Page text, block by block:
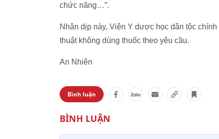
chức năng…”.
Nhân dịp này, Viện Y dược học dân tộc
thuật không dùng thuốc theo yêu cầu.
An Nhiên
Bình luận